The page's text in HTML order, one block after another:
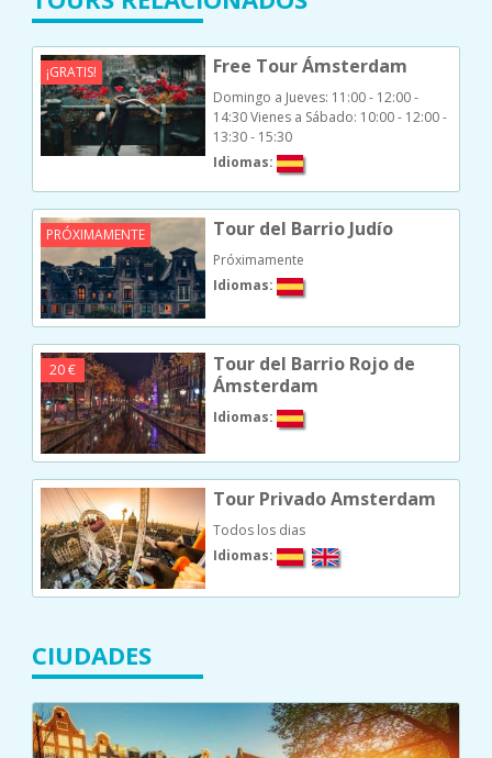
¡GRATIS! Free Tour Ámsterdam
Domingo a Jueves: 11:00 - 12:00 -
14:30Vienes a Sábado: 10:00 - 12:00 -
13:30 - 15:30
Idiomas:
PRÓXIMAMENTE Tour del Barrio Judío
Próximamente
Idiomas:
20 €
Tour del Barrio Rojo de
Ámsterdam
Idiomas:
Tour Privado Amsterdam
Todos los dias
Idiomas:
CIUDADES